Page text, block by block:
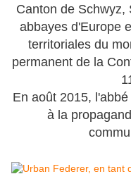
Canton de Schwyz,
abbayes d'Europe
territoriales du
permanent de la
En août 2015,
à la